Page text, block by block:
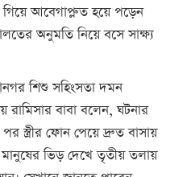
গিয়ে আবেগাপ্লুত হয়ে পড়েন
অনুমতি নিয়ে বসে সাক্ষ্য
শিশু সহিংসতা দমন
রামিসার বাবা বলেন, ঘটনার
স্ত্রীর ফোন পেয়ে দ্রুত বাসায়
ভিড় দেখে তৃতীয় তলায়